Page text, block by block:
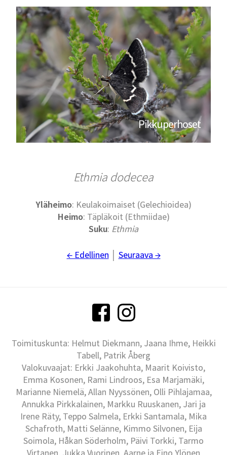
Pikkuperhoset
Ethmia dodecea
Yläheimo: Keulakoimaiset (Gelechioidea)
Heimo: Täpläkoit (Ethmiidae)
Suku: Ethmia
← Edellinen Seuraava →
Toimituskunta: Helmut Diekmann, Jaana Ihme, Heikki
Tabell, Patrik Åberg
Valokuvaajat: Erkki Jaakohuhta, Maarit Koivisto,
Emma Kosonen, Rami Lindroos, Esa Marjamäki,
Marianne Niemelä, Allan Nyyssönen, Olli Pihlajamaa,
Annukka Pirkkalainen, Markku Ruuskanen, Jari ja
Irene Räty, Teppo Salmela, Erkki Santamala, Mika
Schafroth, Matti Selänne, Kimmo Silvonen, Eija
Soimola, Håkan Söderholm, Päivi Torkki, Tarmo